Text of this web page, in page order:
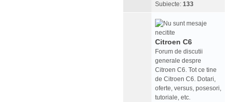
Subiecte: 133
Citroen C6
Forum de discutii
generale despre
Citroen C6. Tot ce tine
de Citroen C6. Dotari,
oferte, versus, posesori,
tutoriale, etc.